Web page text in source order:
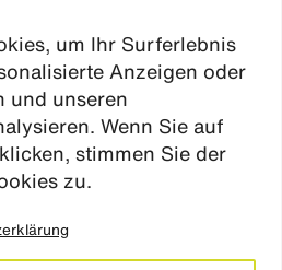
um Ihr Surferlebnis
Anzeigen oder
und unseren
Wenn Sie auf
stimmen Sie der
zu.